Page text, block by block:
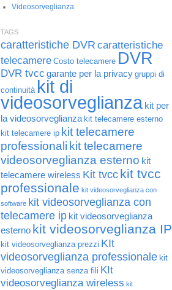
Videosorveglianza
TAGS
caratteristiche DVR caratteristiche
telecamere Costo telecamere DVR
DVR tvcc garante per la privacy gruppi di
continuità kit di
videosorveglianza kit per
la videosorveglianza kit telecamere esterno
kit telecamere ip kit telecamere
professionali kit telecamere
videosorveglianza esterno kit
telecamere wireless Kit tvcckit tvcc
professionale kit videosorveglianza con
software kit videosorveglianza con
telecamere ip kit videosorveglianza
esterno kit videosorveglianza IP
kit videosorveglianza prezzi KIt
videosorveglianza professionale kit
videosorveglianza senza fili KIt
videosorveglianza wireless kit